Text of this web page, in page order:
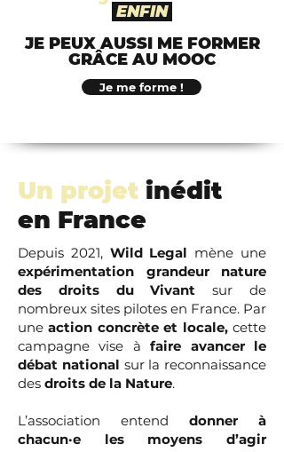
ENFIN
JE PEUX AUSSI ME FORMER
GRÂCE AU MOOC
Je me forme !
Un projet inédit
en France
Depuis 2021, Wild Legal mène une
expérimentation grandeur nature
des droits du Vivant sur de
nombreux sites pilotes en France. Par
uneaction concrète et locale,cette
campagne vise àfaire avancer le
débat national sur la reconnaissance
des droits de la Nature.
L’association entend donner à
chacun·e les moyens d’agir